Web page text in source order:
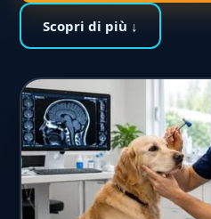
Scopri di più ↓